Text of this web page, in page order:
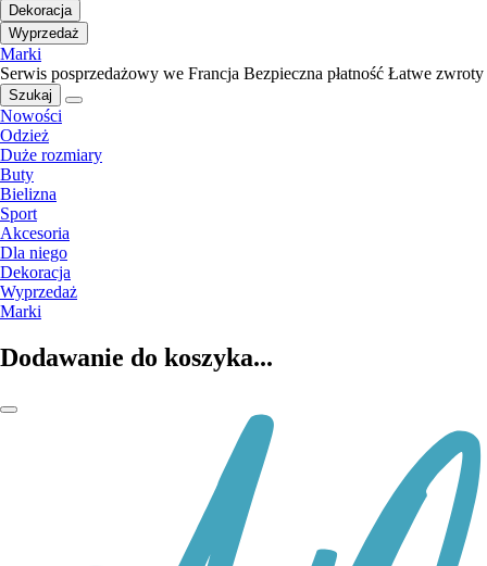
Dekoracja
Wyprzedaż
Marki
Serwis posprzedażowy we Francja Bezpieczna płatność Łatwe zwroty
Szukaj
Nowości
Odzież
Duże rozmiary
Buty
Bielizna
Sport
Akcesoria
Dla niego
Dekoracja
Wyprzedaż
Marki
Dodawanie do koszyka...